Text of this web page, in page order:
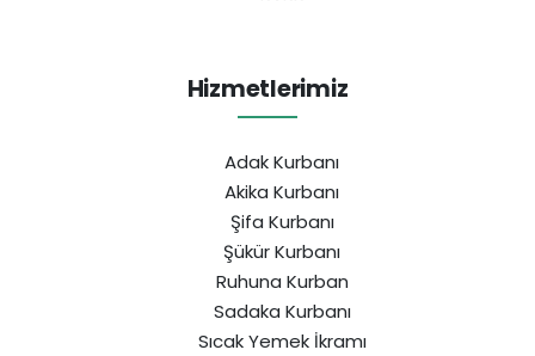
Hizmetlerimiz
Adak Kurbanı
Akika Kurbanı
Şifa Kurbanı
Şükür Kurbanı
Ruhuna Kurban
Sadaka Kurbanı
Sıcak Yemek İkramı